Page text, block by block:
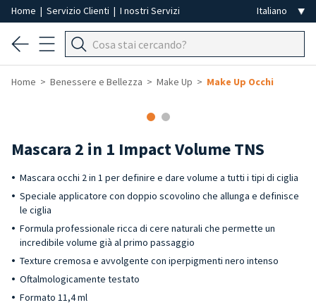
Home | Servizio Clienti | I nostri Servizi
Home Benessere e Bellezza Make Up Make Up Occhi
Mascara 2 in 1 Impact Volume TNS
Mascara occhi 2 in 1 per definire e dare volume a tutti i tipi di ciglia
Speciale applicatore con doppio scovolino che allunga e definisce
le ciglia
Formula professionale ricca di cere naturali che permette un
incredibile volume già al primo passaggio
Texture cremosa e avvolgente con iperpigmenti nero intenso
Oftalmologicamente testato
Formato 11,4 ml